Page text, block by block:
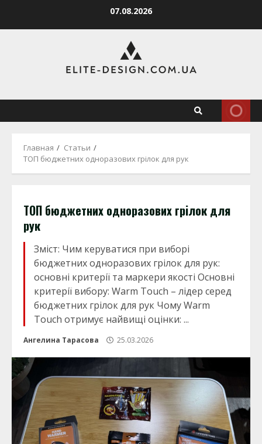
07.08.2026
Главная
Статьи
ТОП бюджетних одноразових грілок для рук
ТОП бюджетних одноразових грілок для
рук
Зміст: Чим керуватися при виборі
бюджетних одноразових грілок для рук:
основні критерії та маркери якості Основні
критерії вибору: Warm Touch – лідер серед
бюджетних грілок для рук Чому Warm
Touch отримує найвищі оцінки: ...
Ангелина Тарасова 25.03.2026